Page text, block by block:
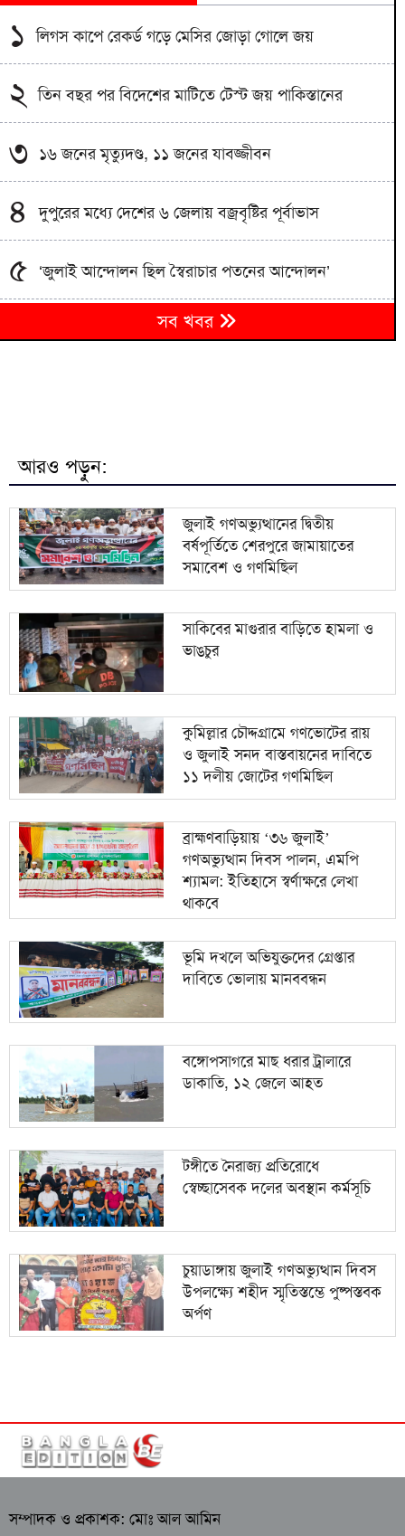
১ লিগস কাপে রেকর্ড গড়ে মেসির জোড়া গোলে জয়
২ তিন বছর পর বিদেশের মাটিতে টেস্ট জয় পাকিস্তানের
৩ ১৬ জনের মৃত্যুদণ্ড, ১১ জনের যাবজ্জীবন
৪ দুপুরের মধ্যে দেশের ৬ জেলায় বজ্রবৃষ্টির পূর্বাভাস
৫ ‘জুলাই আন্দোলন ছিল স্বৈরাচার পতনের আন্দোলন’
৬ গাজায় আটক ২৪ ফিলিস্তিনি বন্দিকে মুক্তি দিলো ইসরায়েল
৯ হরমুজ প্রণালিতে ফের বিস্ফোরণের শব্দ
১০ আগামী ৪৮ ঘণ্টায় ১০ জেলায় বন্যার শঙ্কা
সব খবর
আরও পড়ুন:
জুলাই গণঅভ্যুত্থানের দ্বিতীয়
বর্ষপূর্তিতে শেরপুরে জামায়াতের
সমাবেশ ও গণমিছিল
সাকিবের মাগুরার বাড়িতে হামলা ও
ভাঙচুর
কুমিল্লার চৌদ্দগ্রামে গণভোটের রায়
ও জুলাই সনদ বাস্তবায়নের দাবিতে
১১ দলীয় জোটের গণমিছিল
ব্রাহ্মণবাড়িয়ায় ‘৩৬ জুলাই’
গণঅভ্যুত্থান দিবস পালন, এমপি
শ্যামল: ইতিহাসে স্বর্ণাক্ষরে লেখা
থাকবে
ভূমি দখলে অভিযুক্তদের গ্রেপ্তার
দাবিতে ভোলায় মানববন্ধন
বঙ্গোপসাগরে মাছ ধরার ট্রালারে
ডাকাতি, ১২ জেলে আহত
টঙ্গীতে নৈরাজ্য প্রতিরোধে
স্বেচ্ছাসেবক দলের অবস্থান কর্মসূচি
চুয়াডাঙ্গায় জুলাই গণঅভ্যুত্থান দিবস
উপলক্ষ্যে শহীদ স্মৃতিস্তম্ভে পুষ্পস্তবক
অর্পণ
সম্পাদক ও প্রকাশক: মোঃ আল আমিন